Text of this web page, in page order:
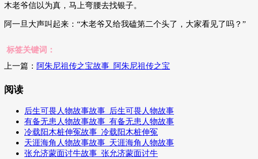
木老爷信以为真，马上弯腰去找银子。
阿一旦大声叫起来：“木老爷又给我磕第二个头了，大家看见了吗？”
标签关键词：
上一篇： 阿朱尼祖传之宝故事_阿朱尼祖传之宝
阅读
后生可畏人物故事故事_后生可畏人物故事
有备无患人物故事故事_有备无患人物故事
冷载阳木桩伸冤故事_冷载阳木桩伸冤
天涯海角人物故事故事_天涯海角人物故事
张允济蒙面讨牛故事_张允济蒙面讨牛